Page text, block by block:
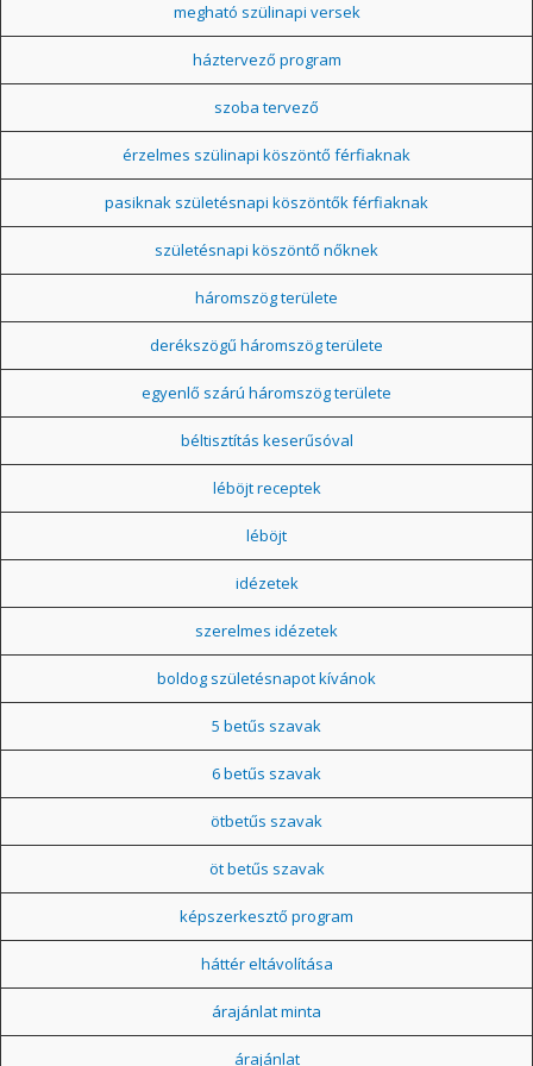
megható szülinapi versek
háztervező program
szoba tervező
érzelmes szülinapi köszöntő férfiaknak
pasiknak születésnapi köszöntők férfiaknak
születésnapi köszöntő nőknek
háromszög területe
derékszögű háromszög területe
egyenlő szárú háromszög területe
béltisztítás keserűsóval
léböjt receptek
léböjt
idézetek
szerelmes idézetek
boldog születésnapot kívánok
5 betűs szavak
6 betűs szavak
ötbetűs szavak
öt betűs szavak
képszerkesztő program
háttér eltávolítása
árajánlat minta
árajánlat